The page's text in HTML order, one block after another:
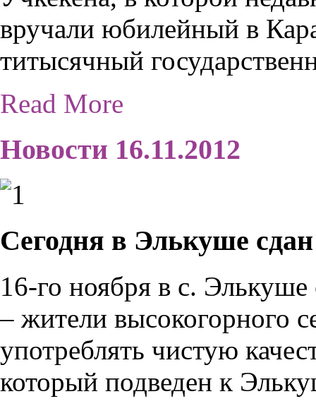
вручали юбилейный в
титысячный
Read More
Новости 16.11.2012
Сегодня в Элькуше
16-го ноября в с. Элькуше
– жители высокогорного
употреблять чистую
который подведен к